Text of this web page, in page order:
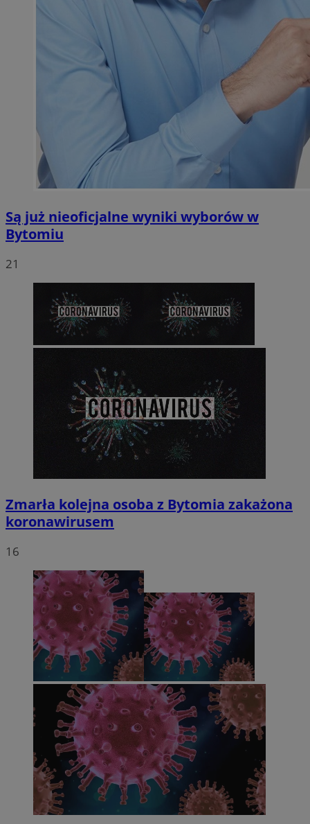
Są już nieoficjalne wyniki wyborów w
Bytomiu
21
Zmarła kolejna osoba z Bytomia zakażona
koronawirusem
16